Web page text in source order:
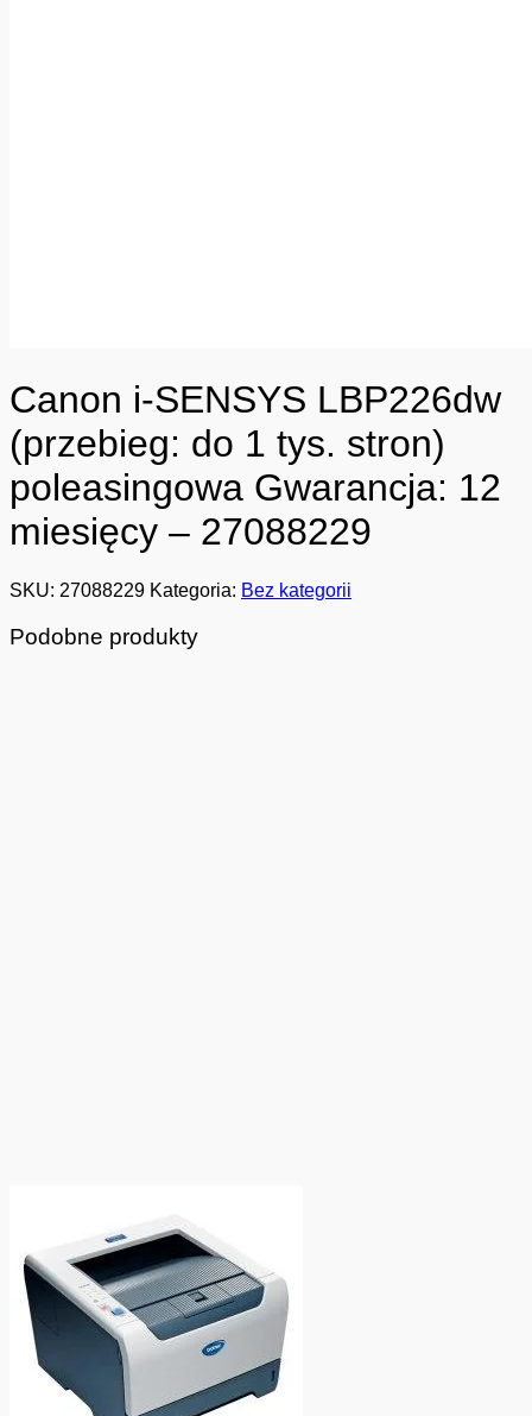
Canon i-SENSYS LBP226dw
(przebieg: do 1 tys. stron)
poleasingowa Gwarancja: 12
miesięcy – 27088229
SKU: 27088229 Kategoria: Bez kategorii
Podobne produkty